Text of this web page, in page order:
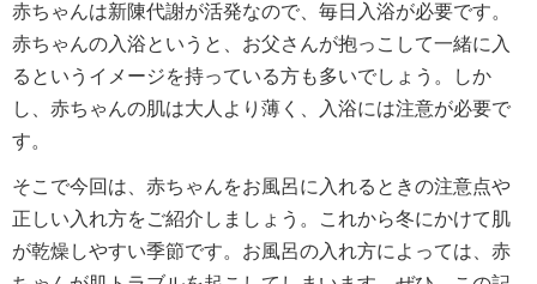
赤ちゃんは新陳代謝が活発なので、毎日入浴が必要です。
赤ちゃんの入浴というと、お父さんが抱っこして一緒に入
るというイメージを持っている方も多いでしょう。しか
し、赤ちゃんの肌は大人より薄く、入浴には注意が必要で
す。
そこで今回は、赤ちゃんをお風呂に入れるときの注意点や
正しい入れ方をご紹介しましょう。これから冬にかけて肌
が乾燥しやすい季節です。お風呂の入れ方によっては、赤